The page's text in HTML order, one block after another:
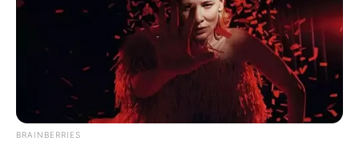
BRAINBERRIES